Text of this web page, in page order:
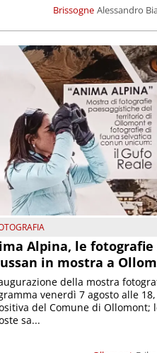
Brissogne Alessandro
Alpina, le
in mostra a
della mostra
venerdì 7 agosto alle
del Comune di Ollomont;
sa...